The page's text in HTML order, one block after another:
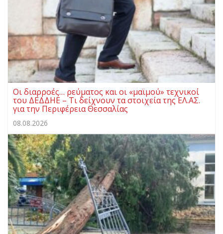
Οι διαρροές… ρεύματος και οι «μαϊμού» τεχνικοί
του ΔΕΔΔΗΕ – Τι δείχνουν τα στοιχεία της ΕΛ.ΑΣ.
για την Περιφέρεια Θεσσαλίας
08.08.2026